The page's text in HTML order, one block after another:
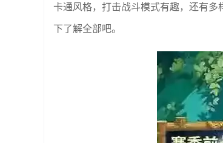
卡通风格，打击战斗模式有趣，还有
下了解全部吧。